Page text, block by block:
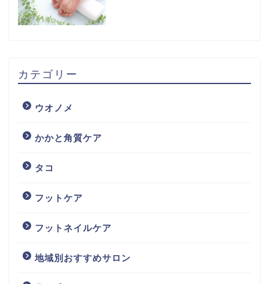
カテゴリー
ウオノメ
かかと角質ケア
タコ
フットケア
フットネイルケア
地域別おすすめサロン